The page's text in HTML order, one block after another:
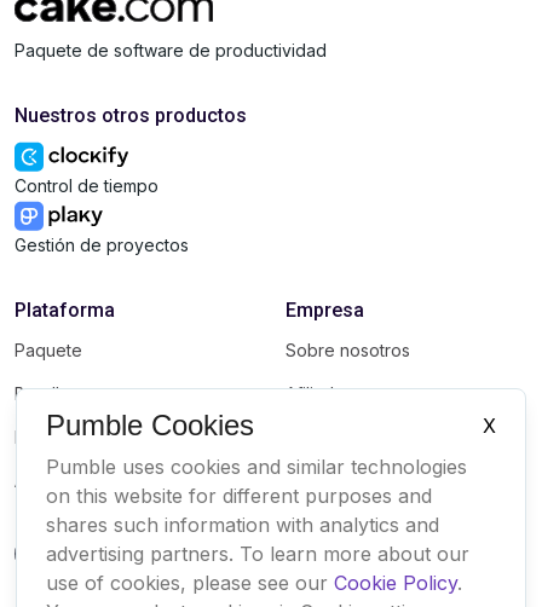
Paquete de software de productividad
Nuestros otros productos
Control de tiempo
Gestión de proyectos
Plataforma
Paquete
Bundle
Marketplace
Actualizaciones
Empresa
Sobre nosotros
Afiliados
Pumble Cookies
X
Pumble uses cookies and similar technologies
on this website for different purposes and
shares such information with analytics and
advertising partners. To learn more about our
use of cookies, please see our Cookie Policy.